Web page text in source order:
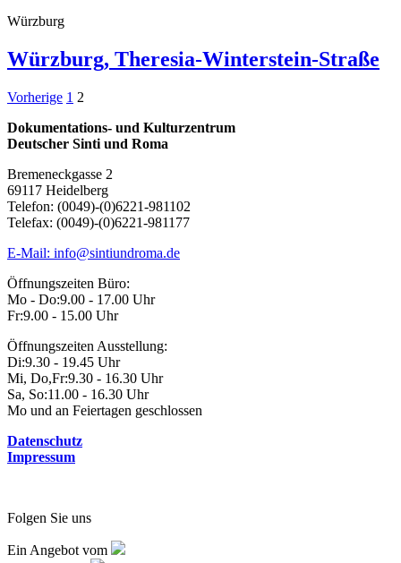
Würzburg
Würzburg, Theresia-Winterstein-Straße
Seitennummerierung
der
Beiträge
Vorherige 1 2
Dokumentations- und Kulturzentrum
Deutscher Sinti und Roma
Bremeneckgasse 2
69117 Heidelberg
Telefon: (0049)-(0)6221-981102
Telefax: (0049)-(0)6221-981177
E-Mail: info@sintiundroma.de
Öffnungszeiten Büro:
Mo - Do:9.00 - 17.00 Uhr
Fr:9.00 - 15.00 Uhr
Öffnungszeiten Ausstellung:
Di:9.30 - 19.45 Uhr
Mi, Do,Fr:9.30 - 16.30 Uhr
Sa, So:11.00 - 16.30 Uhr
Mo und an Feiertagen geschlossen
Datenschutz
Impressum
Folgen Sie uns
Ein Angebot vom